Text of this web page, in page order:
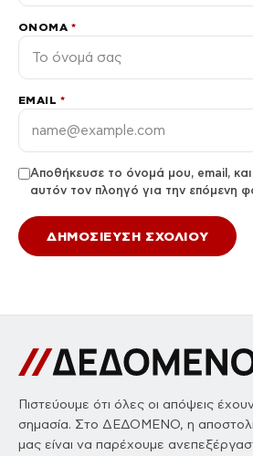
ΌΝΟΜΑ *
EMAIL *
Αποθήκευσε το όνομά μου, email,
αυτόν τον πλοηγό για την επόμενη
Πιστεύουμε ότι όλες οι απόψεις
σημασία. Στο ΔΕΔΟΜΕΝΟ, η
μας είναι να παρέχουμε